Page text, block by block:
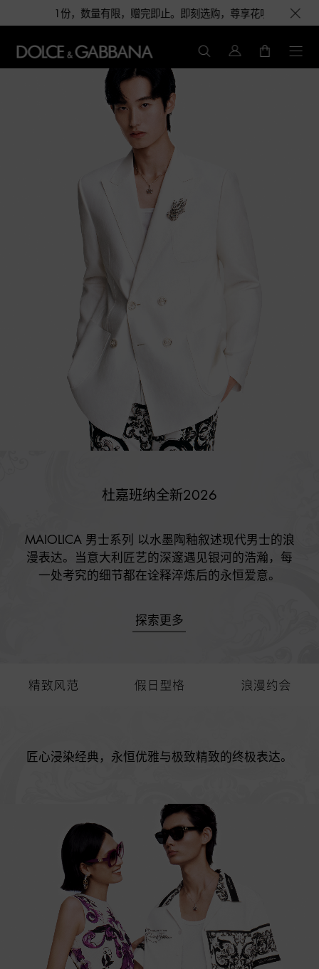
有限，赠完即止。即刻选购，尊享花呗至高12期免息分期礼遇，
杜嘉班纳全新2026
MAIOLICA 男士系列 以水墨陶釉叙述现代男士的浪
漫表达。当意大利匠艺的深邃遇见银河的浩瀚，每
一处考究的细节都在诠释淬炼后的永恒爱意。
探索更多
匠心浸染经典，永恒优雅与极致精致的终极表达。